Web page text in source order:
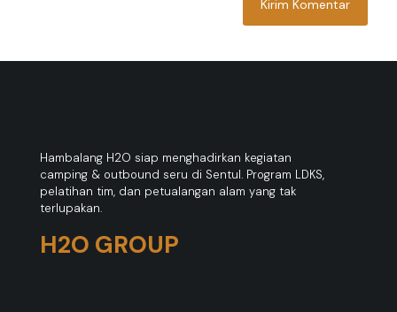
Hambalang H2O siap menghadirkan kegiatan
camping & outbound seru di Sentul. Program LDKS,
pelatihan tim, dan petualangan alam yang tak
terlupakan.
H2O GROUP